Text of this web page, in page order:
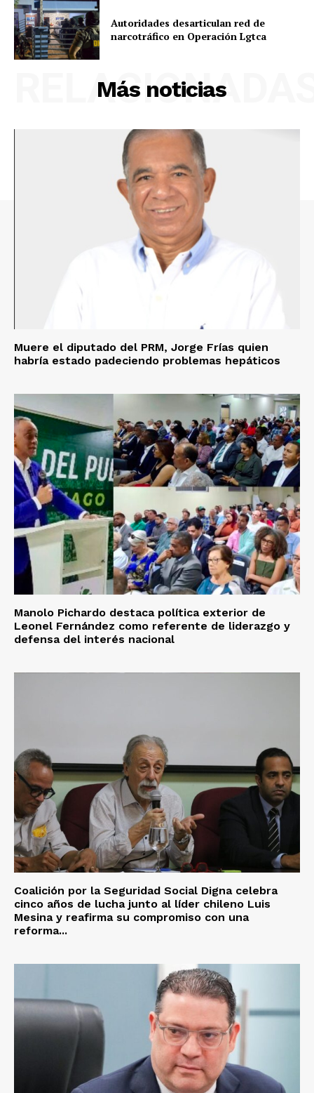
Autoridades desarticulan red de
narcotráfico en Operación Lgtca
Más noticias
Muere el diputado del PRM, Jorge Frías quien
habría estado padeciendo problemas hepáticos
Manolo Pichardo destaca política exterior de
Leonel Fernández como referente de liderazgo y
defensa del interés nacional
Coalición por la Seguridad Social Digna celebra
cinco años de lucha junto al líder chileno Luis
Mesina y reafirma su compromiso con una
reforma...